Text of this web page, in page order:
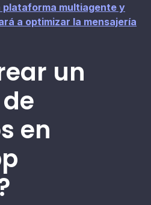
plataforma multiagente y
a optimizar la mensajería
un
en